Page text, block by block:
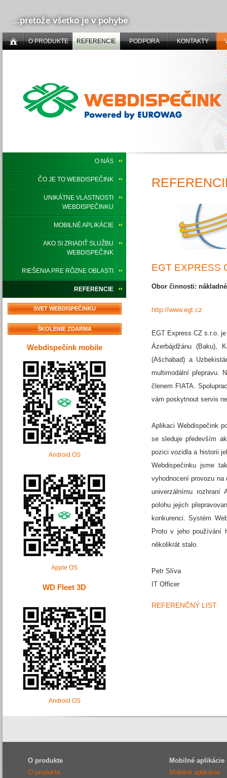
...pretože všetko je v pohybe
O PRODUKTE REFERENCIE PODPORA KONTAKTY
O NÁS
ČO JE TO WEBDISPEČINK
UNIKÁTNE VLASTNOSTI
WEBDISPEČINKU
MOBILNÉ APLIKÁCIE
AKO SI ZRIADIŤ SLUŽBU
WEBDISPEČINK
RIEŠENIA PRE RÔZNE OBLASTI
REFERENCIE
SVET WEBDISPEČINKU
ŠKOLENIE ZDARMA
Webdispečink mobile
Android OS
Apple OS
WD Fleet 3D
Android OS
EGT EXPRESS
Obor činnosti:
http://www.egt.cz
EGT Express CZ s.r.o.
Ázerbájdžánu (Baku),
(Ašchabad) a
multimodální přepravu.
členem FIATA.
vám poskytnout servis
Aplikaci Webdispečink
se sleduje především
pozici vozidla a historii
Webdispečinku jsme
vyhodnocení provozu
univerzálnímu rozhraní
polohu jejich
konkurenci. Systém
Proto v jeho používání
několikrát stalo.
Petr Slíva
IT Officer
REFERENČNÝ LIST
O produkte
O produkte
Mobilné aplikácie
Mobilné aplikácie